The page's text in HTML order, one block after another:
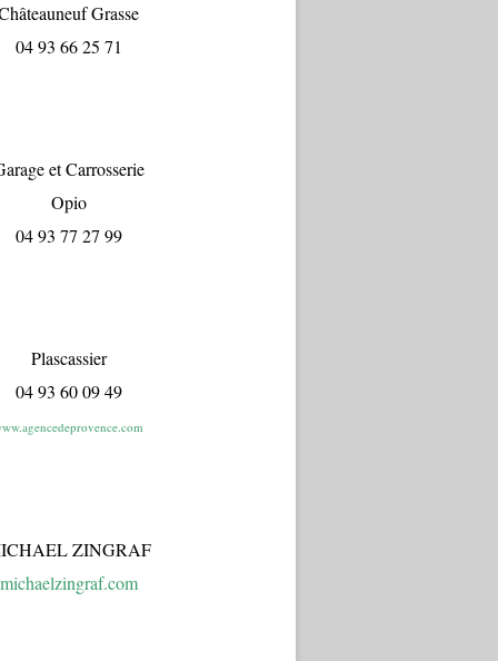
Grasse
04 93 66 25 71
et Carrosserie
Opio
04 93 77 27 99
Plascassier
04 93 60 09 49
ZINGRAF
michaelzingraf.com